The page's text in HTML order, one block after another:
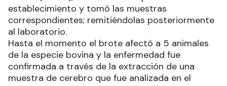
establecimiento y tomó las muestras
correspondientes; remitiéndolas posteriormente
al laboratorio.
Hasta el momento el brote afectó a 5 animales
de la especie bovina y la enfermedad fue
confirmada a través de la extracción de una
muestra de cerebro que fue analizada en el